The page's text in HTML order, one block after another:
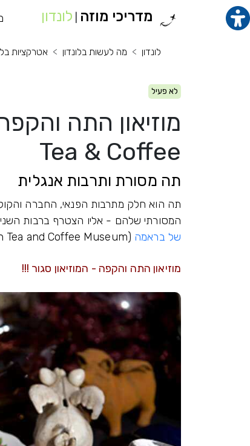
מדריכי מוזה לונדון
לונדון מה לעשות בלונדון אטרקציות
לא פעיל
Tea & Coffee
תה מסורת ותרבות אנגלית
תה הוא חלק מתרבות הפנאי, החברה
המסורתי שלהם - אליו הצטרף ברבות
של בראמה (Bramah Tea and Coffee Museum).
מוזיאון התה והקפה - המוזיאון סגור !!!
תוכן מרכזי